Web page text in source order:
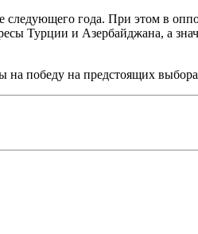
года. При этом в
Турции и Азербайджана, а
на победу на предстоящих